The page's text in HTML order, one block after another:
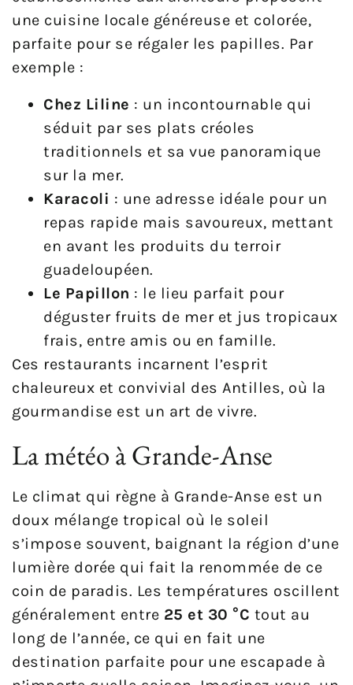
une cuisine locale généreuse et colorée,
parfaite pour se régaler les papilles. Par
exemple :
Chez Liline : un incontournable qui
séduit par ses plats créoles
traditionnels et sa vue panoramique
sur la mer.
Karacoli : une adresse idéale pour un
repas rapide mais savoureux, mettant
en avant les produits du terroir
guadeloupéen.
Le Papillon : le lieu parfait pour
déguster fruits de mer et jus tropicaux
frais, entre amis ou en famille.
Ces restaurants incarnent l’esprit
chaleureux et convivial des Antilles, où la
gourmandise est un art de vivre.
La météo à Grande-Anse
Le climat qui règne à Grande-Anse est un
doux mélange tropical où le soleil
s’impose souvent, baignant la région d’une
lumière dorée qui fait la renommée de ce
coin de paradis. Les températures oscillent
généralement entre 25 et 30 °C tout au
long de l’année, ce qui en fait une
destination parfaite pour une escapade à